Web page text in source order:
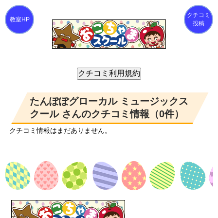
クチコミ
投稿
たんぽぽグローカル ミュージックス
クール さんのクチコミ情報（0件）
クチコミ情報はまだありません。